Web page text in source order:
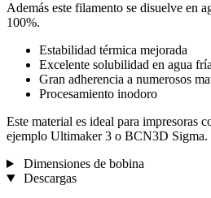
Además este filamento se disuelve en
100%.
Estabilidad térmica mejorada
Excelente solubilidad en agua fría
Gran adherencia a numerosos
Procesamiento inodoro
Este material es ideal para impresoras
ejemplo Ultimaker 3 o BCN3D Sigma.
Dimensiones de bobina
Descargas